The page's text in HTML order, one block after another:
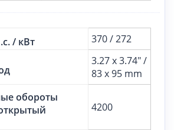
/ кВт 370 / 272
3.27 x 3.74" /
83 x 95 mm
обороты
4200